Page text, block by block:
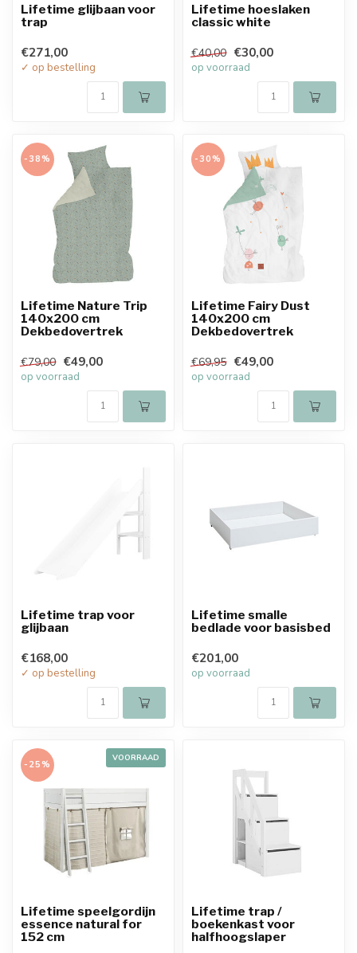
Lifetime glijbaan voor
trap
€271,00
✓ op bestelling
Lifetime hoeslaken
classic white
€40,00 €30,00
op voorraad
-38%
Lifetime Nature Trip
140x200 cm
Dekbedovertrek
€79,00 €49,00
op voorraad
-30%
Lifetime Fairy Dust
140x200 cm
Dekbedovertrek
€69,95 €49,00
op voorraad
Lifetime trap voor
glijbaan
€168,00
✓ op bestelling
Lifetime smalle
bedlade voor basisbed
€201,00
op voorraad
VOORRAAD
-25%
Lifetime speelgordijn
essence natural for
152 cm
Lifetime trap /
boekenkast voor
halfhoogslaper